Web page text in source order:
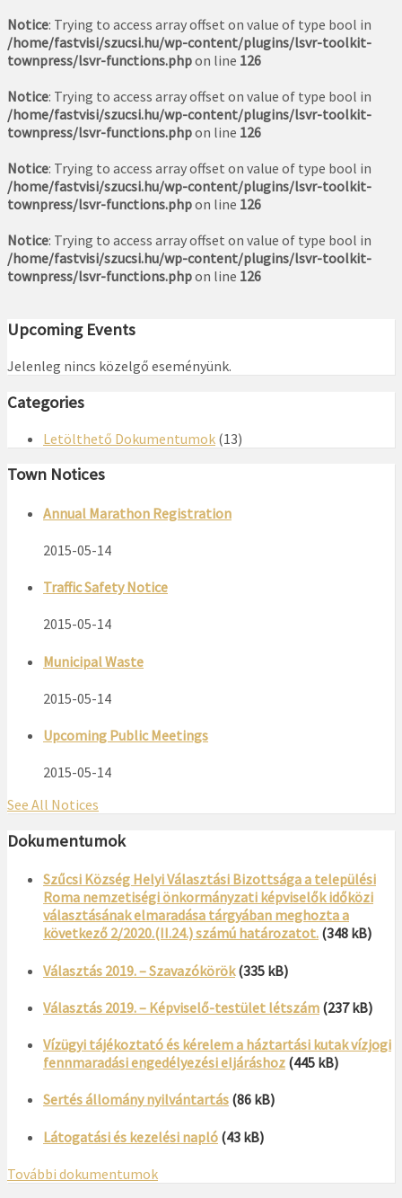
Notice: Trying to access array offset on value of type bool in
/home/fastvisi/szucsi.hu/wp-content/plugins/lsvr-toolkit-
townpress/lsvr-functions.phpon line 126
Notice: Trying to access array offset on value of type bool in
/home/fastvisi/szucsi.hu/wp-content/plugins/lsvr-toolkit-
townpress/lsvr-functions.phpon line 126
Notice: Trying to access array offset on value of type bool in
/home/fastvisi/szucsi.hu/wp-content/plugins/lsvr-toolkit-
townpress/lsvr-functions.phpon line 126
Notice: Trying to access array offset on value of type bool in
/home/fastvisi/szucsi.hu/wp-content/plugins/lsvr-toolkit-
townpress/lsvr-functions.phpon line 126
Upcoming Events
Jelenleg nincs közelgő eseményünk.
Categories
Letölthető Dokumentumok (13)
Town Notices
Annual Marathon Registration
2015-05-14
Traffic Safety Notice
2015-05-14
Municipal Waste
2015-05-14
Upcoming Public Meetings
2015-05-14
See All Notices
Dokumentumok
Szűcsi Község Helyi Választási Bizottsága a települési
Roma nemzetiségi önkormányzati képviselők időközi
választásának elmaradása tárgyában meghozta a
következő 2/2020.(II.24.) számú határozatot. (348 kB)
Választás 2019. – Szavazókörök (335 kB)
Választás 2019. – Képviselő-testület létszám (237 kB)
Vízügyi tájékoztató és kérelem a háztartási kutak vízjogi
fennmaradási engedélyezési eljáráshoz (445 kB)
Sertés állomány nyilvántartás (86 kB)
Látogatási és kezelési napló (43 kB)
További dokumentumok